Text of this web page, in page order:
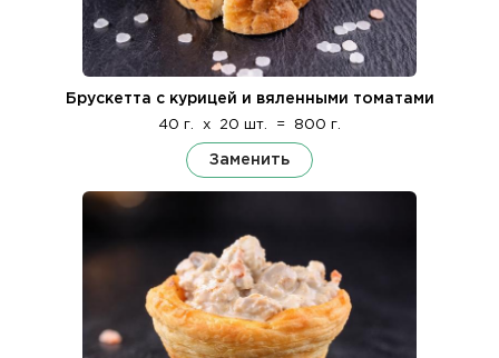
Брускетта с курицей и вяленными томатами
40 г. x 20 шт. = 800 г.
Заменить